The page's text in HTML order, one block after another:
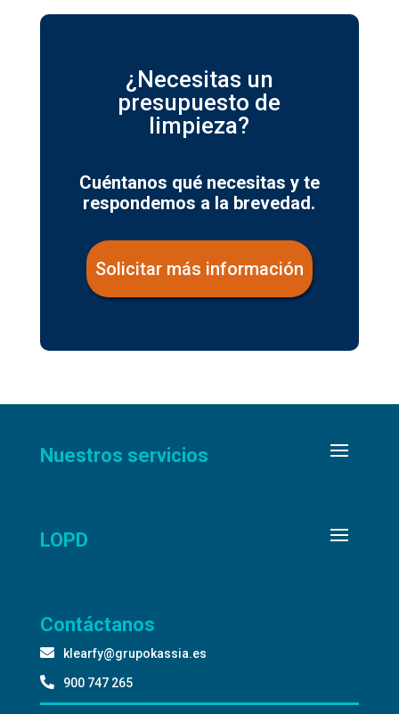
¿Necesitas un
presupuesto de
limpieza?
Cuéntanos qué necesitas y te
respondemos a la brevedad.
Solicitar más información
Nuestros servicios
LOPD
Contáctanos

klearfy@grupokassia.es

900 747 265